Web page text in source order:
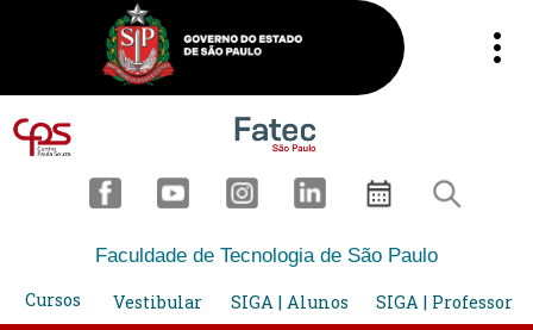
Faculdade de Tecnologia de São Paulo
Cursos
Vestibular SIGA | Alunos SIGA | Professor